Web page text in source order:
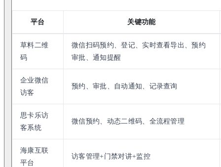
平台 关键功能
草料二维
码
微信扫码预约、登记、实时查看导出、预约
审批、通知提醒
企业微信
访客
预约、审批、自动通知、记录查询
思卡乐访
客系统
微信预约、动态二维码、全流程管理
海康互联
平台
访客管理+门禁对讲+监控